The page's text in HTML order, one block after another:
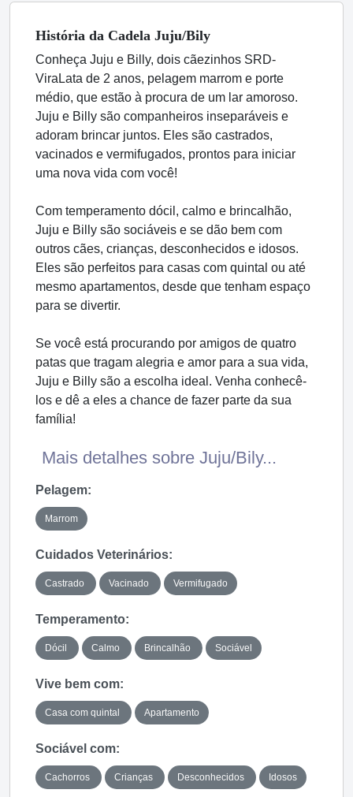
História da Cadela Juju/Bily
Conheça Juju e Billy, dois cãezinhos SRD-
ViraLata de 2 anos, pelagem marrom e porte
médio, que estão à procura de um lar amoroso.
Juju e Billy são companheiros inseparáveis e
adoram brincar juntos. Eles são castrados,
vacinados e vermifugados, prontos para iniciar
uma nova vida com você!
Com temperamento dócil, calmo e brincalhão,
Juju e Billy são sociáveis e se dão bem com
outros cães, crianças, desconhecidos e idosos.
Eles são perfeitos para casas com quintal ou até
mesmo apartamentos, desde que tenham espaço
para se divertir.
Se você está procurando por amigos de quatro
patas que tragam alegria e amor para a sua vida,
Juju e Billy são a escolha ideal. Venha conhecê-
los e dê a eles a chance de fazer parte da sua
família!
Mais detalhes sobre Juju/Bily...
Pelagem:
Marrom
Cuidados Veterinários:
Castrado Vacinado Vermifugado
Temperamento:
Dócil Calmo Brincalhão Sociável
Vive bem com:
Casa com quintal Apartamento
Sociável com:
Cachorros Crianças Desconhecidos Idosos